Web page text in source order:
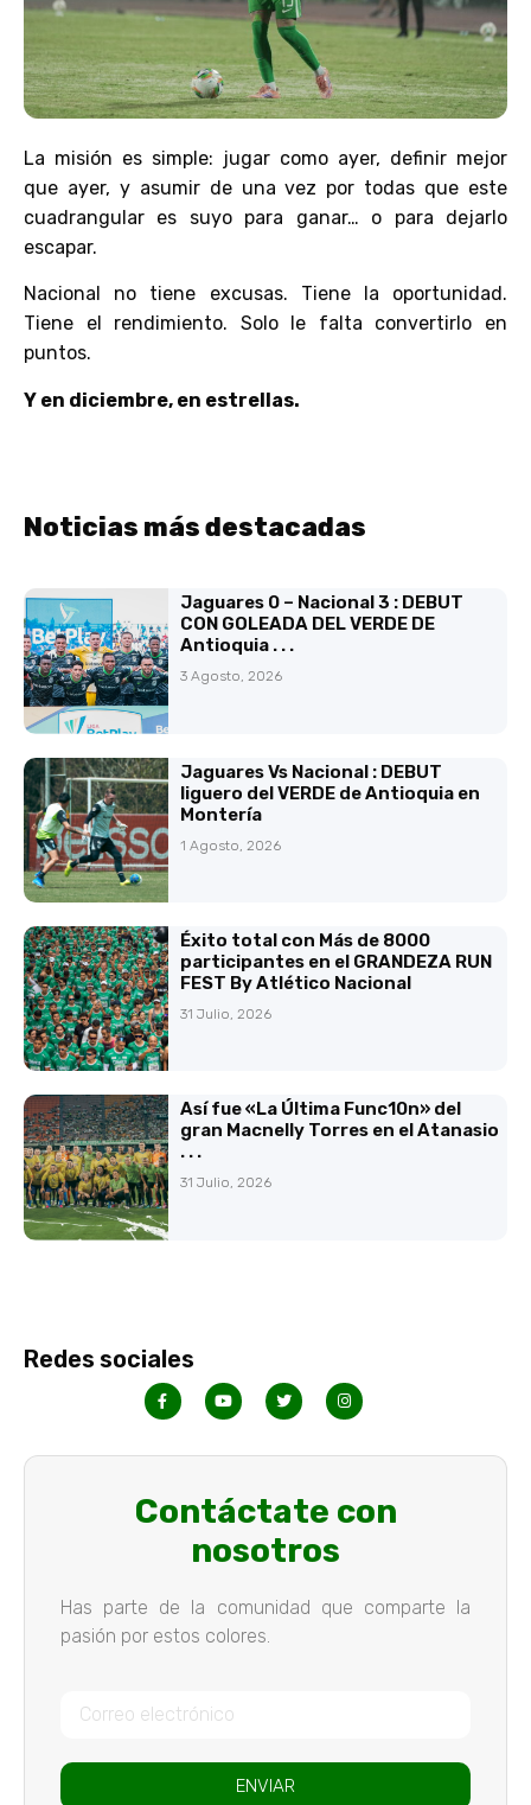
La misión es simple: jugar como ayer, definir mejor
que ayer, y asumir de una vez por todas que este
cuadrangular es suyo para ganar… o para dejarlo
escapar.
Nacional no tiene excusas. Tiene la oportunidad.
Tiene el rendimiento. Solo le falta convertirlo en
puntos.
Y en diciembre, en estrellas.
Noticias más destacadas
Jaguares 0 – Nacional 3 : DEBUT
CON GOLEADA DEL VERDE DE
Antioquia . . .
3 Agosto, 2026
Jaguares Vs Nacional : DEBUT
liguero del VERDE de Antioquia en
Montería
1 Agosto, 2026
Éxito total con Más de 8000
participantes en el GRANDEZA RUN
FEST By Atlético Nacional
31 Julio, 2026
Así fue «La Última Func10n» del
gran Macnelly Torres en el Atanasio
. . .
31 Julio, 2026
Redes sociales
Contáctate con
nosotros
Has parte de la comunidad que comparte la
pasión por estos colores.
ENVIAR